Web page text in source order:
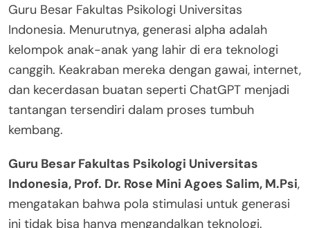
Guru Besar Fakultas Psikologi Universitas
Indonesia. Menurutnya, generasi alpha adalah
kelompok anak-anak yang lahir di era teknologi
canggih. Keakraban mereka dengan gawai, internet,
dan kecerdasan buatan seperti ChatGPT menjadi
tantangan tersendiri dalam proses tumbuh
kembang.
Guru Besar Fakultas Psikologi Universitas
Indonesia, Prof. Dr. Rose Mini Agoes Salim, M.Psi,
mengatakan bahwa pola stimulasi untuk generasi
ini tidak bisa hanya mengandalkan teknologi.